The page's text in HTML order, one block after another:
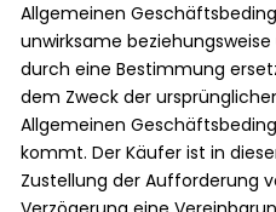
Allgemeinen
unwirksame
durch eine Bestimmung
dem Zweck der
Allgemeinen
kommt. Der Käufer ist in
Zustellung der Aufforderung